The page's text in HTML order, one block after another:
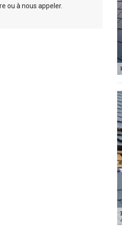
ou à nous appeler.